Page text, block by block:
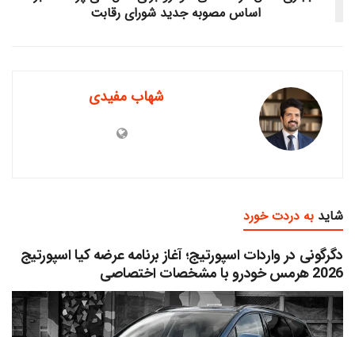
اساس مصوبه جدید شورای رقابت
شهاب مفیدی
شاید به دردت خورد
دگرگونی در واردات اسپورتیج؛ آغاز برنامه عرضه کیا اسپورتیج
2026 هرمس خودرو با مشخصات اختصاصی